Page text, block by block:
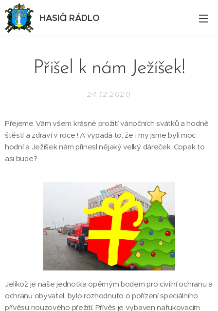
HASIČI RÁDLO
Přišel k nám Ježíšek!
24.12.2020
Přejeme Vám všem krásné prožití vánočních svátků a hodně
štěstí a zdraví v roce ! A vypadá to, že i my jsme byli moc
hodní a Ježíšek nám přinesl nějaký velký dáreček. Copak to
asi bude?
Jelikož je naše jednotka opěrným bodem pro civilní ochranu a
ochranu obyvatel, bylo rozhodnuto o pořízení speciálního
přívěsu nouzového přežití. Přívěs je vybaven nafukovacím